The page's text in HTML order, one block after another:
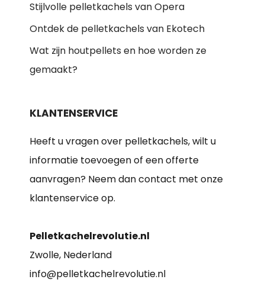
Stijlvolle pelletkachels van Opera
Ontdek de pelletkachels van Ekotech
Wat zijn houtpellets en hoe worden ze
gemaakt?
KLANTENSERVICE
Heeft u vragen over pelletkachels, wilt u
informatie toevoegen of een offerte
aanvragen? Neem dan contact met onze
klantenservice op.
Pelletkachelrevolutie.nl
Zwolle, Nederland
info@pelletkachelrevolutie.nl